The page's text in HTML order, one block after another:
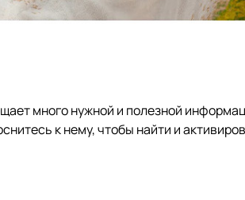
много нужной и полезной
к нему, чтобы найти и